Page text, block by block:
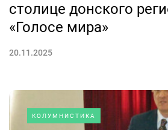
столице донского
«Голосе мира»
20.11.2025
КОЛУМНИСТИКА